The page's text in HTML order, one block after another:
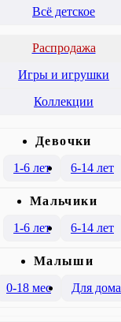
Всё детское
Распродажа
Игры и игрушки
Коллекции
Девочки
1-6 лет
6-14 лет
Mальчики
1-6 лет
6-14 лет
Малыши
0-18 мес
Для дома